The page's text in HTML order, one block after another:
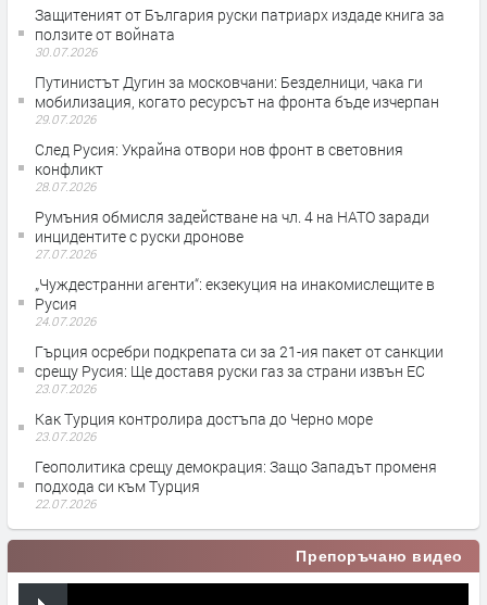
Защитеният от България руски патриарх издаде книга за
ползите от войната
30.07.2026
Путинистът Дугин за московчани: Безделници, чака ги
мобилизация, когато ресурсът на фронта бъде изчерпан
29.07.2026
След Русия: Украйна отвори нов фронт в световния
конфликт
28.07.2026
Румъния обмисля задействане на чл. 4 на НАТО заради
инцидентите с руски дронове
27.07.2026
„Чуждестранни агенти“: екзекуция на инакомислещите в
Русия
24.07.2026
Гърция осребри подкрепата си за 21-ия пакет от санкции
срещу Русия: Ще доставя руски газ за страни извън ЕС
23.07.2026
Как Турция контролира достъпа до Черно море
23.07.2026
Геополитика срещу демокрация: Защо Западът променя
подхода си към Турция
22.07.2026
Препоръчано видео